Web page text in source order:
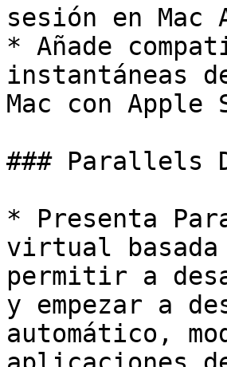
sesión en
* Añade
instantáneas
Mac con
### Parallels
* Presenta
virtual basada
permitir a
y empezar a
automático,